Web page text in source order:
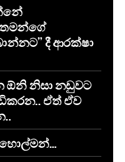
දී ආරක්ෂා
ඕනි නිසා නඩුවට
ඒත් ඒව